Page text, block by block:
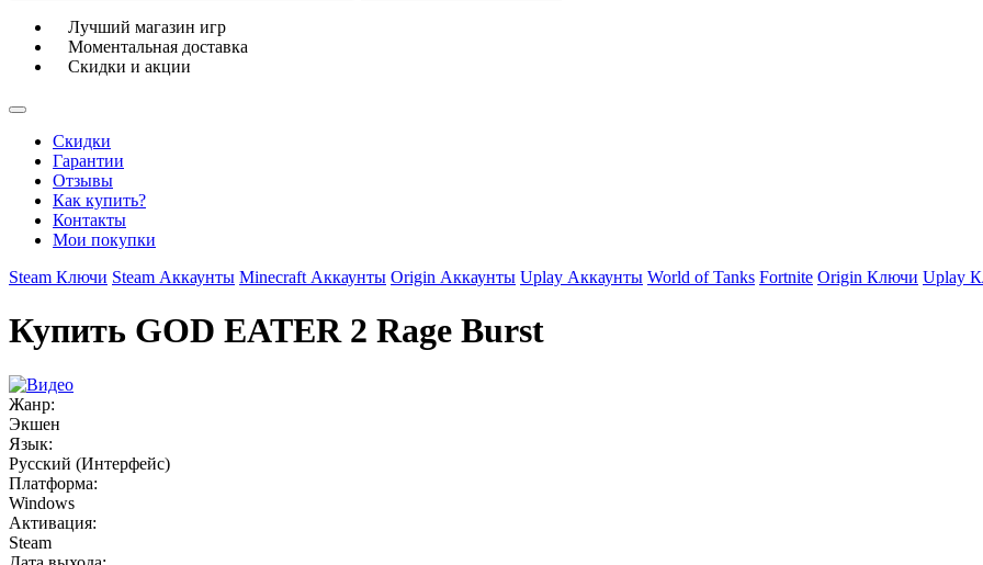
Лучший магазин игр
Моментальная доставка
Скидки и акции
Скидки
Гарантии
Отзывы
Как купить?
Контакты
Мои покупки
Steam Ключи Steam Аккаунты Minecraft Аккаунты Origin Аккаунты Uplay Аккаунты World of Tanks Fortnite Origin Ключи Uplay
Купить GOD EATER 2 Rage Burst
Жанр:
Экшен
Язык:
Русский (Интерфейс)
Платформа:
Windows
Активация:
Steam